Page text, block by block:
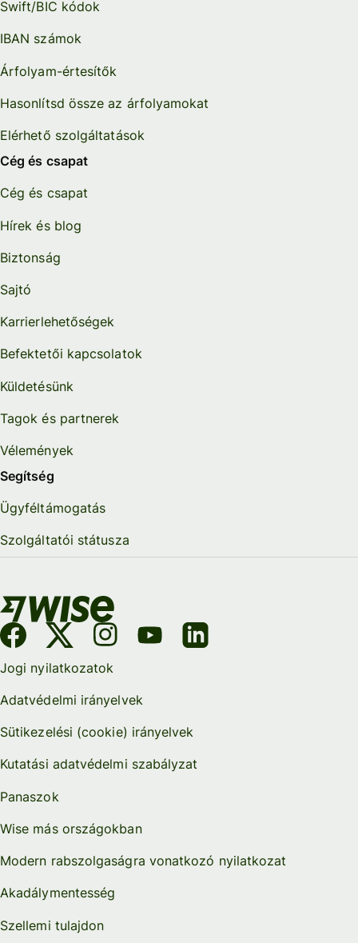
Swift/BIC kódok
IBAN számok
Árfolyam-értesítők
Hasonlítsd össze az árfolyamokat
Elérhető szolgáltatások
Cég és csapat
Cég és csapat
Hírek és blog
Biztonság
Sajtó
Karrierlehetőségek
Befektetői kapcsolatok
Küldetésünk
Tagok és partnerek
Vélemények
Segítség
Ügyféltámogatás
Szolgáltatói státusza
Jogi nyilatkozatok
Adatvédelmi irányelvek
Sütikezelési (cookie) irányelvek
Kutatási adatvédelmi szabályzat
Panaszok
Wise más országokban
Modern rabszolgaságra vonatkozó nyilatkozat
Akadálymentesség
Szellemi tulajdon